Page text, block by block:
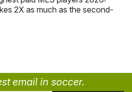
2X as much as the second-
email in soccer.